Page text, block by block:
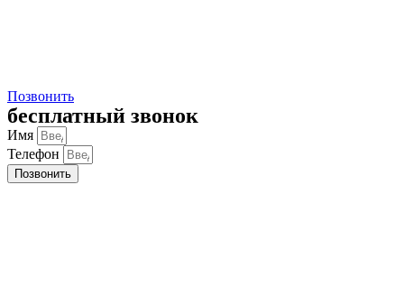
Позвонить
бесплатный звонок
Имя
Телефон
Позвонить